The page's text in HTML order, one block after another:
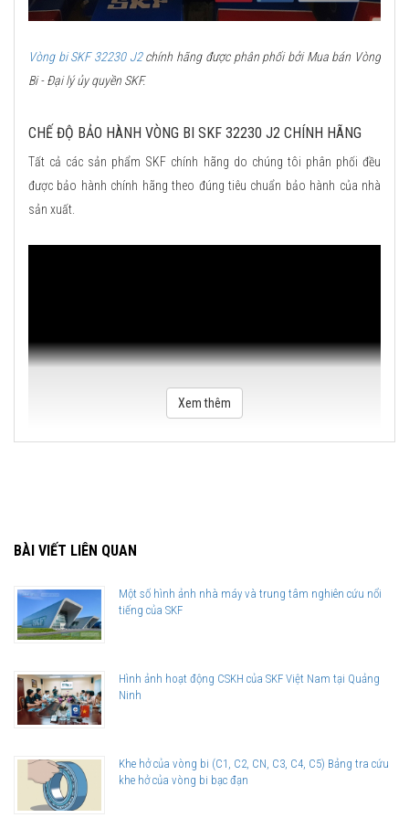
Vòng bi SKF 32230 J2chính hãng được phân phối bởi Mua bán Vòng
Bi - Đại lý ủy quyền SKF.
CHẾ ĐỘ BẢO HÀNH VÒNG BI SKF 32230 J2 CHÍNH HÃNG
Tất cả các sản phẩm SKF chính hãng do chúng tôi phân phối đều
được bảo hành chính hãng theo đúng tiêu chuẩn bảo hành của nhà
sản xuất.
Xem thêm
BÀI VIẾT LIÊN QUAN
Một số hình ảnh nhà máy và trung tâm nghiên cứu nổi
tiếng của SKF
Hình ảnh hoạt động CSKH của SKF Việt Nam tại Quảng
Ninh
Khe hở của vòng bi (C1, C2, CN, C3, C4, C5) Bảng tra cứu
khe hở của vòng bi bạc đạn